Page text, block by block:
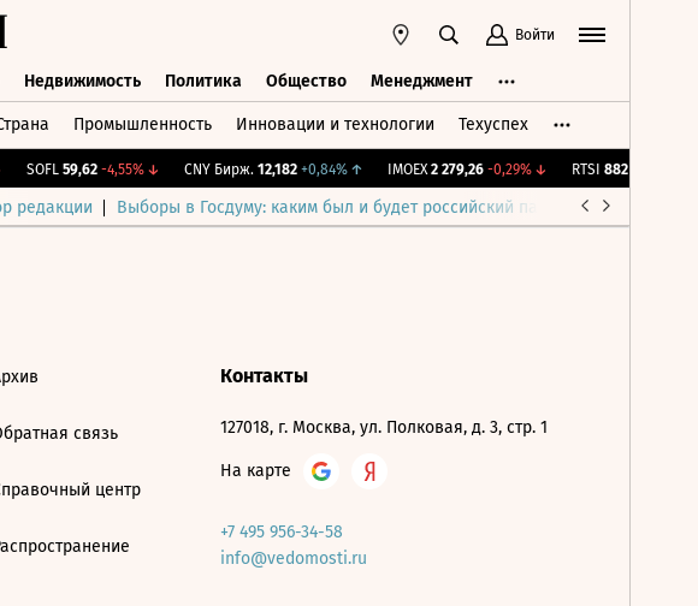
Войти
Недвижимость Политика Общество Менеджмент
Промышленность Инновации и технологии Техуспех
SOFL 59,62 -4,55%↓ CNY Бирж. 12,182 +0,84%↑ IMOEX 2 279,26 -0,29%↓ RTSI 882 -0,29%
редакции Выборы в Госдуму: каким был и будет российский парламент
связь
центр
Контакты
127018, г. Москва, ул. Полковая, д. 3, стр. 1
На карте
+7 495 956-34-58
info@vedomosti.ru